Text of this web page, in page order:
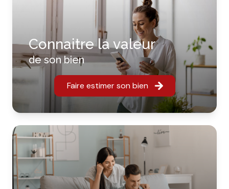
Connaitre la valeur
de son bien
Faire estimer son bien